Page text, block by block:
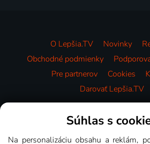
O Lepšia.TV Novinky
Obchodné podmienky
Pre partnerov
Cookies
Darovať Lepšia.TV
Videotéka
Súhlas s
Na personalizáciu obsahu a reklám,